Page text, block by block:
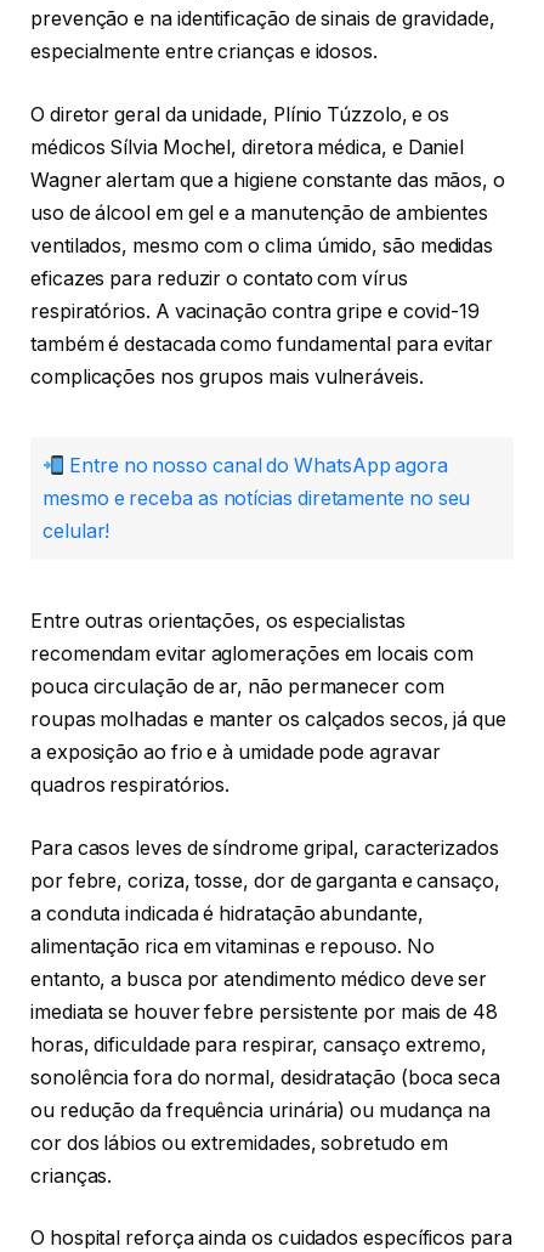
prevenção e na identificação de sinais de gravidade,
especialmente entre crianças e idosos.
O diretor geral da unidade, Plínio Túzzolo, e os
médicos Sílvia Mochel, diretora médica, e Daniel
Wagner alertam que a higiene constante das mãos, o
uso de álcool em gel e a manutenção de ambientes
ventilados, mesmo com o clima úmido, são medidas
eficazes para reduzir o contato com vírus
respiratórios. A vacinação contra gripe e covid-19
também é destacada como fundamental para evitar
complicações nos grupos mais vulneráveis.
Entre no nosso canal do WhatsApp agora
mesmo e receba as notícias diretamente no seu
celular!
Entre outras orientações, os especialistas
recomendam evitar aglomerações em locais com
pouca circulação de ar, não permanecer com
roupas molhadas e manter os calçados secos, já que
a exposição ao frio e à umidade pode agravar
quadros respiratórios.
Para casos leves de síndrome gripal, caracterizados
por febre, coriza, tosse, dor de garganta e cansaço,
a conduta indicada é hidratação abundante,
alimentação rica em vitaminas e repouso. No
entanto, a busca por atendimento médico deve ser
imediata se houver febre persistente por mais de 48
horas, dificuldade para respirar, cansaço extremo,
sonolência fora do normal, desidratação (boca seca
ou redução da frequência urinária) ou mudança na
cor dos lábios ou extremidades, sobretudo em
crianças.
O hospital reforça ainda os cuidados específicos para